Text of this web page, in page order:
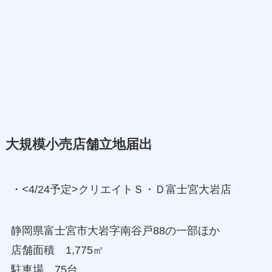
大規模小売店舗立地届出
・<4/24予定>クリエイトＳ・Ｄ富士宮大岩店
静岡県富士宮市大岩字南谷戸88の一部ほか
店舗面積 1,775㎡